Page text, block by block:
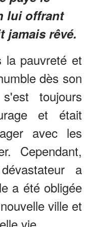
lui offrant
jamais rêvé.
la pauvreté et
dès son
toujours
et était
avec les
Cependant,
a
a été obligée
ville et